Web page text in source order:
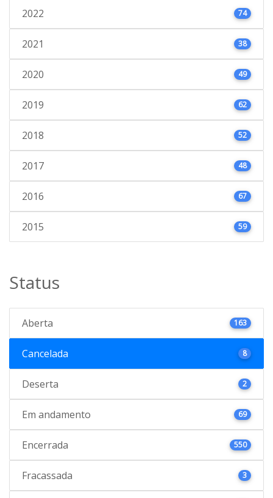
2022 74
2021 38
2020 49
2019 62
2018 52
2017 48
2016 67
2015 59
Status
Aberta 163
Cancelada 8
Deserta 2
Em andamento 69
Encerrada 550
Fracassada 3